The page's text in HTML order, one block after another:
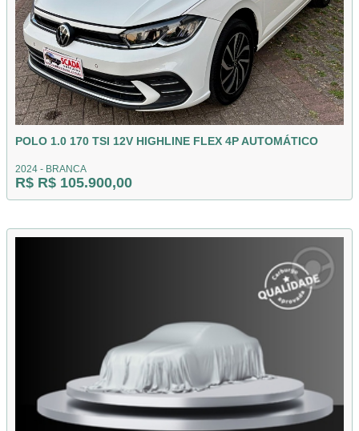
POLO 1.0 170 TSI 12V HIGHLINE FLEX 4P AUTOMÁTICO
2024 - BRANCA
R$ R$ 105.900,00